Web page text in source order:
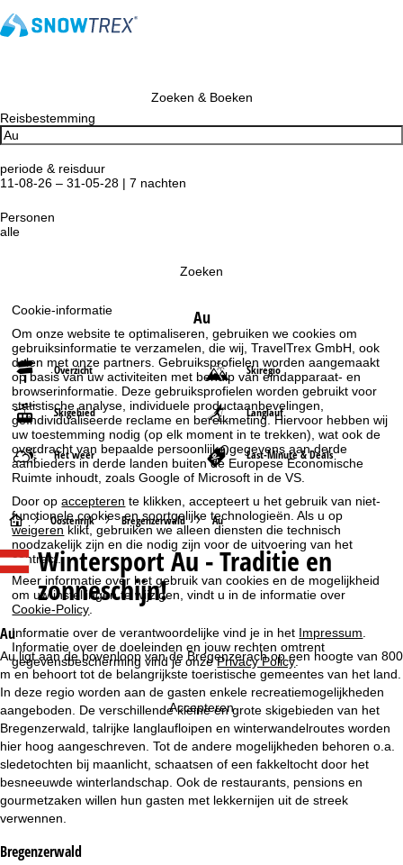
Cookie-informatie
Om onze website te optimaliseren, gebruiken we cookies om
gebruiksinformatie te verzamelen, die wij, TravelTrex GmbH, ook
delen met onze partners. Gebruiksprofielen worden aangemaakt
op basis van uw activiteiten met behulp van eindapparaat- en
browserinformatie. Deze gebruiksprofielen worden gebruikt voor
statistische analyse, individuele productaanbevelingen,
geïndividualiseerde reclame en bereikmeting. Hiervoor hebben wij
uw toestemming nodig (op elk moment in te trekken), wat ook de
overdracht van bepaalde persoonlijke gegevens aan derde
aanbieders in derde landen buiten de Europese Economische
Ruimte inhoudt, zoals Google of Microsoft in de VS.
Door opaccepteren te klikken, accepteert u het gebruik van niet-
functionele cookies en soortgelijke technologieën. Als u op
weigeren klikt, gebruiken we alleen diensten die technisch
noodzakelijk zijn en die nodig zijn voor de uitvoering van het
contract.
Meer informatie over het gebruik van cookies en de mogelijkheid
om uw instellingen te wijzigen, vindt u in de informatie over
Cookie-Policy.
Informatie over de verantwoordelijke vind je in het Impressum.
Informatie over de doeleinden en jouw rechten omtrent
gegevensbescherming vind je onzePrivacy Policy.
Accepteren
Zoeken & Boeken
Reisbestemming
periode & reisduur
11-08-26 – 31-05-28 | 7 nachten
Personen
alle
Zoeken
Au
Overzicht Skiregio
Skigebied Langlauf
Het weer Last-Minute & Deals
S
t
a
r
t
a
g
i
n
Oostenrijk Bregenzerwald Au
WintersportAu - Traditie en
zonneschijn!
Au
Au ligt aan de bovenloop van de Bregenzerach op een hoogte van 800
m en behoort tot de belangrijkste toeristische gemeentes van het land.
In deze regio worden aan de gasten enkele recreatiemogelijkheden
aangeboden. De verschillende kleine en grote skigebieden van het
Bregenzerwald, talrijke langlaufloipen en winterwandelroutes worden
hier hoog aangeschreven. Tot de andere mogelijkheden behoren o.a.
sledetochten bij maanlicht, schaatsen of een fakkeltocht door het
besneeuwde winterlandschap. Ook de restaurants, pensions en
gourmetzaken willen hun gasten met lekkernijen uit de streek
verwennen.
Bregenzerwald